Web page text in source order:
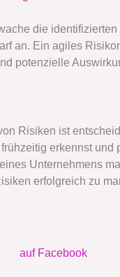
die
an. Ein agiles
potenzielle
Risiken ist
erkennst
Unternehmens
erfolgreich zu
auf Facebook